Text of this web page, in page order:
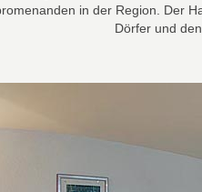
in der Region. Der
Dörfer und